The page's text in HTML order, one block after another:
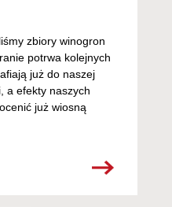
zbiory winogron
potrwa kolejnych
już do naszej
a efekty naszych
już wiosną